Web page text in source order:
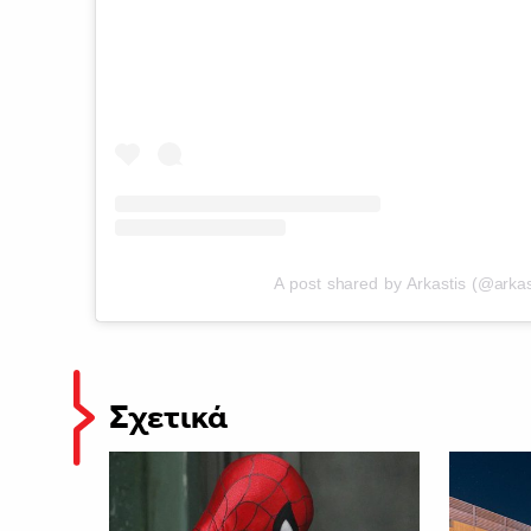
A post shared by Arkastis
Σχετικά